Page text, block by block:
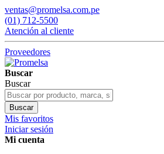
ventas@promelsa.com.pe
(01) 712-5500
Atención al cliente
Proveedores
Buscar
Buscar
Buscar
Mis favoritos
Iniciar sesión
Mi cuenta